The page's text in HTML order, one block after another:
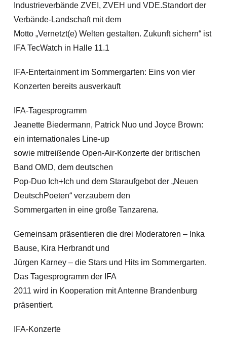
Industrieverbände ZVEI, ZVEH und VDE.Standort der
Verbände-Landschaft mit dem
Motto „Vernetzt(e) Welten gestalten. Zukunft sichern“ ist
IFA TecWatch in Halle 11.1
IFA-Entertainment im Sommergarten: Eins von vier
Konzerten bereits ausverkauft
IFA-Tagesprogramm
Jeanette Biedermann, Patrick Nuo und Joyce Brown:
ein internationales Line-up
sowie mitreißende Open-Air-Konzerte der britischen
Band OMD, dem deutschen
Pop-Duo Ich+Ich und dem Staraufgebot der „Neuen
DeutschPoeten“ verzaubern den
Sommergarten in eine große Tanzarena.
Gemeinsam präsentieren die drei Moderatoren – Inka
Bause, Kira Herbrandt und
Jürgen Karney – die Stars und Hits im Sommergarten.
Das Tagesprogramm der IFA
2011 wird in Kooperation mit Antenne Brandenburg
präsentiert.
IFA-Konzerte